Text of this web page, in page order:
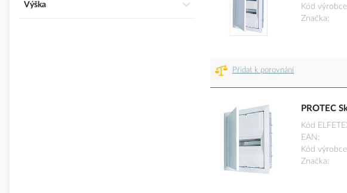
Kód výrobce
Značka
Přidat k porovnání
PROTEC
Kód
EAN
Kód výrobce
Značka
Výška